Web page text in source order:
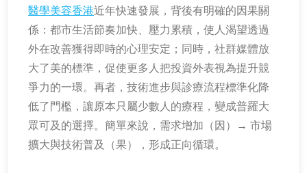
醫學美容香港近年快速發展，背後有明確的因果關
係：都市生活節奏加快、壓力累積，使人渴望透過
外在改善獲得即時的心理安定；同時，社群媒體放
大了美的標準，促使更多人把投資外表視為提升競
爭力的一環。再者，技術進步與診療流程標準化降
低了門檻，讓原本只屬少數人的療程，變成普羅大
眾可及的選擇。簡單來說，需求增加（因）→ 市場
擴大與技術普及（果），形成正向循環。